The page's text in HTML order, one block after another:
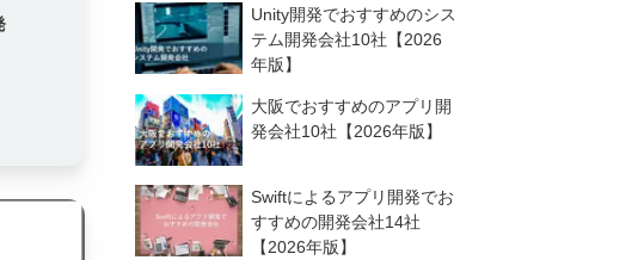
Unity開発でおすすめのシス
テム開発会社10社【2026
年版】
大阪でおすすめのアプリ開
発会社10社【2026年版】
Swiftによるアプリ開発でお
すすめの開発会社14社
【2026年版】